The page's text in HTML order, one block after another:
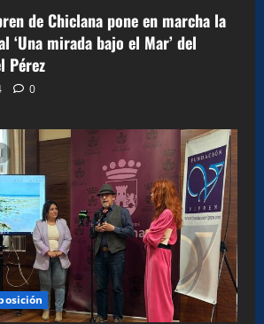
de Chiclana pone en marcha la
‘Una mirada bajo el Mar’ del
Pérez
0